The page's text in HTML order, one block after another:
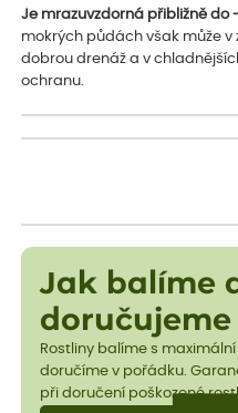
Je mrazuvzdorná přibližně do -
mokrých půdách však může
dobrou drenáž a v
ochranu.
Jak balíme
doručujeme
Rostliny balíme s maximální
doručíme v pořádku.
při doručení poškozené